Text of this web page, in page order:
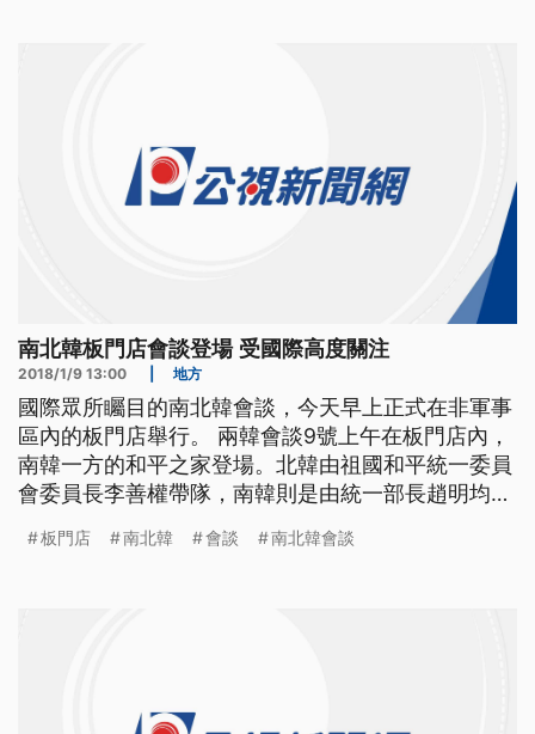
南北韓板門店會談登場 受國際高度關注
2018/1/9 13:00 地方
國際眾所矚目的南北韓會談，今天早上正式在非軍事
區內的板門店舉行。 兩韓會談9號上午在板門店內，
南韓一方的和平之家登場。北韓由祖國和平統一委員
會委員長李善權帶隊，南韓則是由統一部長趙明均領
2015年12月中斷溝通熱線，2016年初停止開城工業
板門店 南北韓 會談 南北韓會談